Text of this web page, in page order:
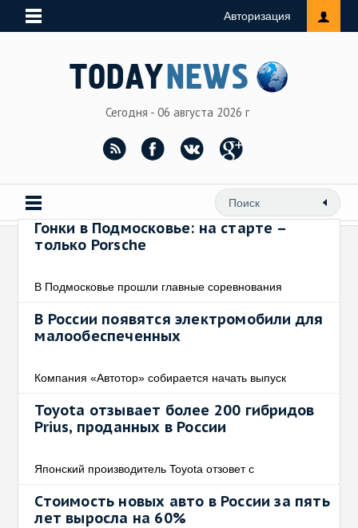
Авторизация
Сегодня - 06 августа 2026 г
Гонки в Подмосковье: на старте –
только Porsche
В Подмосковье прошли главные соревнования
В России появятся электромобили для
малообеспеченных
Компания «Автотор» собирается начать выпуск
Toyota отзывает более 200 гибридов
Prius, проданных в России
Японский производитель Toyota отзовет с
Стоимость новых авто в России за пять
лет выросла на 60%